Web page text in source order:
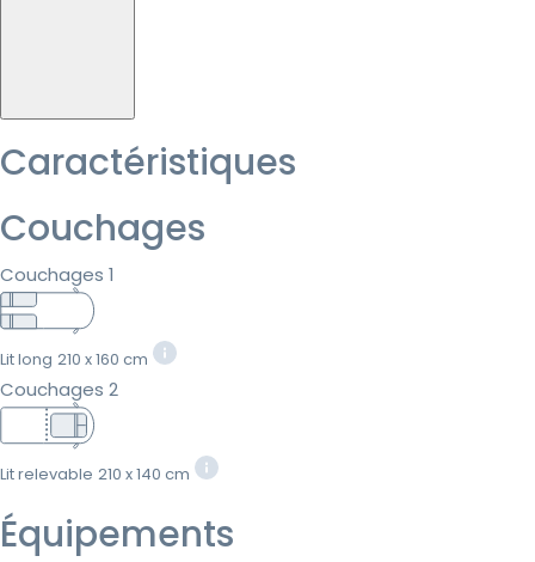
Caractéristiques
Couchages
Couchages 1
Lit long 210 x 160 cm
Couchages 2
Lit relevable 210 x 140 cm
Équipements